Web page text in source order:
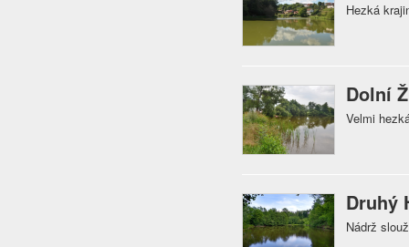
Hezká
Dolní
Velmi
Druhý
Nádrž